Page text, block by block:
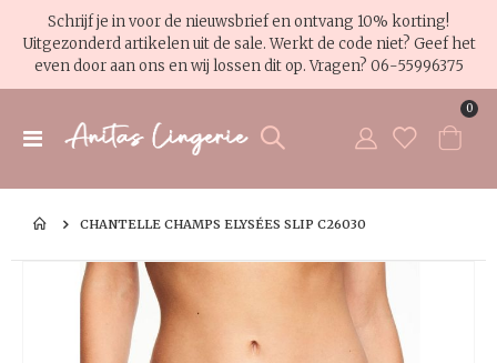
Schrijf je in voor de nieuwsbrief en ontvang 10% korting!
Uitgezonderd artikelen uit de sale. Werkt de code niet? Geef het
even door aan ons en wij lossen dit op. Vragen? 06-55996375
Toggle
Cart
0
CHANTELLE CHAMPS ELYSÉES SLIP C26030